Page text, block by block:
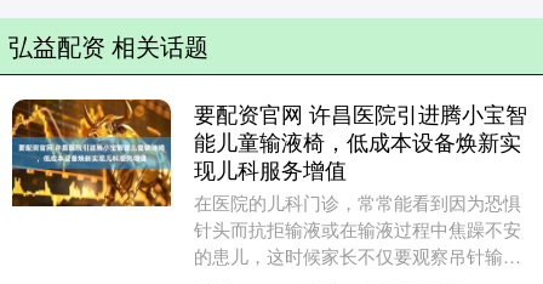
弘益配资 相关话题
要配资官网 许昌医院引进腾小宝智
能儿童输液椅，低成本设备焕新实
现儿科服务增值
在医院的儿科门诊，常常能看到因为恐惧
针头而抗拒输液或在输液过程中焦躁不安
的患儿，这时候家长不仅要观察吊针输液